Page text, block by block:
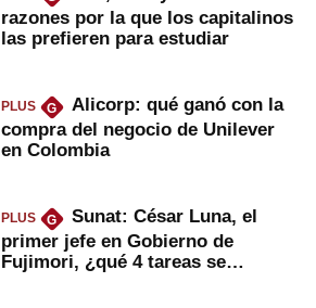
razones por la que los capitalinos
las prefieren para estudiar
PLUS G
Alicorp: qué ganó con la
compra del negocio de Unilever
en Colombia
PLUS G
Sunat: César Luna, el
primer jefe en Gobierno de
Fujimori, ¿qué 4 tareas se